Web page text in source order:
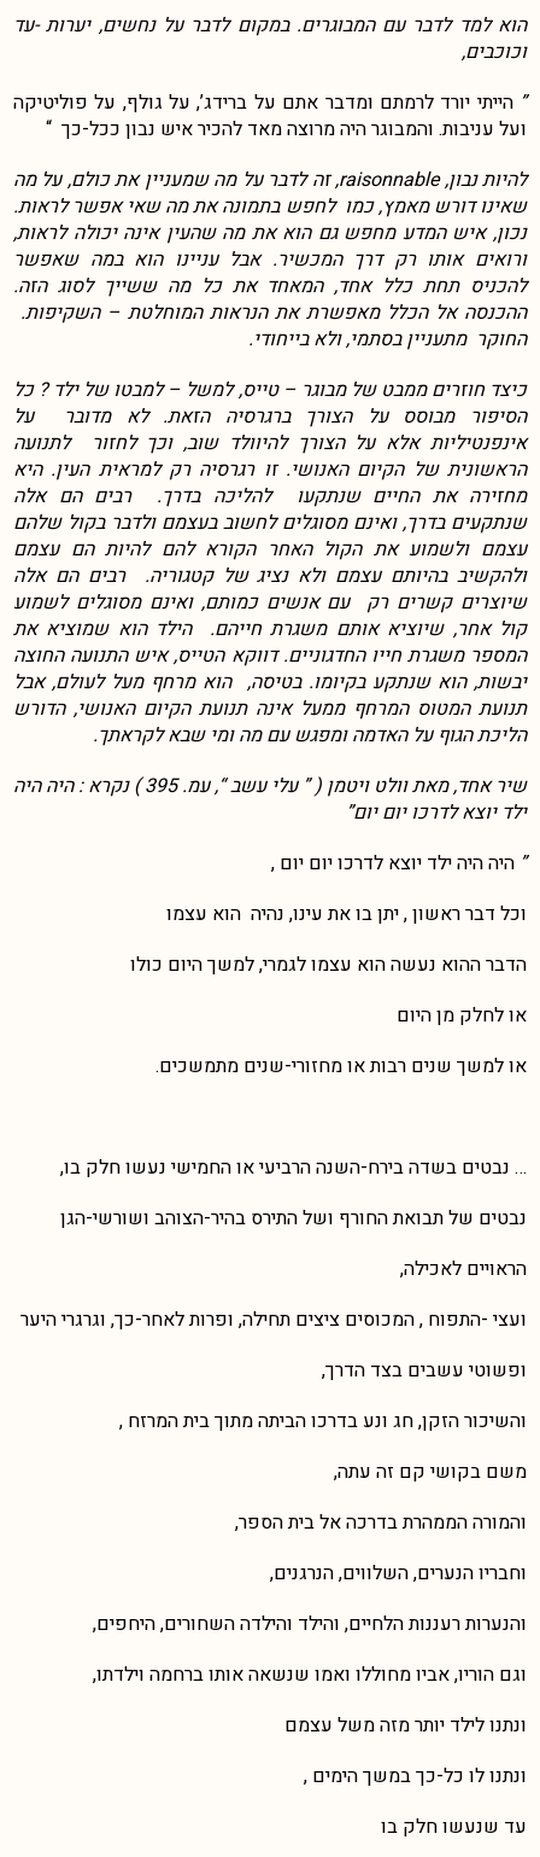
הוא למד לדבר עם המבוגרים. במקום לדבר על נחשים, יערות -עד
וכוכבים,
”הייתי יורד לרמתם ומדבר אתם על ברידג’, על גולף, על פוליטיקה
ועל עניבות. והמבוגר היה מרוצה מאד להכיר איש נבון ככל-כך “
להיות נבון, raisonnable, זה לדבר על מה שמעניין את כולם, על מה
שאינו דורש מאמץ, כמו לחפש בתמונה את מה שאי אפשר לראות.
נכון, איש המדע מחפש גם הוא את מה שהעין אינה יכולה לראות,
ורואים אותו רק דרך המכשיר. אבל עניינו הוא במה שאפשר
להכניס תחת כלל אחד, המאחד את כל מה ששייך לסוג הזה.
ההכנסה אל הכלל מאפשרת את הנראות המוחלטת – השקיפות.
החוקר מתעניין בסתמי, ולא בייחודי.
כיצד חוזרים ממבט של מבוגר – טייס, למשל – למבטו של ילד ? כל
הסיפור מבוסס על הצורך ברגרסיה הזאת. לא מדובר על
אינפנטיליות אלא על הצורך להיוולד שוב, וכך לחזור לתנועה
הראשונית של הקיום האנושי. זו רגרסיה רק למראית העין. היא
מחזירה את החיים שנתקעו להליכה בדרך. רבים הם אלה
שנתקעים בדרך, ואינם מסוגלים לחשוב בעצמם ולדבר בקול שלהם
עצמם ולשמוע את הקול האחר הקורא להם להיות הם עצמם
ולהקשיב בהיותם עצמם ולא נציג של קטגוריה. רבים הם אלה
שיוצרים קשרים רק עם אנשים כמותם, ואינם מסוגלים לשמוע
קול אחר, שיוציא אותם משגרת חייהם. הילד הוא שמוציא את
המספר משגרת חייו החדגוניים. דווקא הטייס, איש התנועה החוצה
יבשות, הוא שנתקע בקיומו. בטיסה, הוא מרחף מעל לעולם, אבל
תנועת המטוס המרחף ממעל אינה תנועת הקיום האנושי, הדורש
הליכת הגוף על האדמה ומפגש עם מה ומי שבא לקראתך.
שיר אחד, מאת וולט ויטמן ( ” עלי עשב “, עמ. 395 ) נקרא : היה היה
ילד יוצא לדרכו יום יום”
” היה היה ילד יוצא לדרכו יום יום ,
וכל דבר ראשון , יתן בו את עינו, נהיה הוא עצמו
הדבר ההוא נעשה הוא עצמו לגמרי, למשך היום כולו
או לחלק מן היום
או למשך שנים רבות או מחזורי-שנים מתמשכים.
… נבטים בשדה בירח-השנה הרביעי או החמישי נעשו חלק בו,
נבטים של תבואת החורף ושל התירס בהיר-הצוהב ושורשי-הגן
הראויים לאכילה,
ועצי -התפוח , המכוסים ציצים תחילה, ופרות לאחר-כך, וגרגרי היער
ופשוטי עשבים בצד הדרך,
והשיכור הזקן, חג ונע בדרכו הביתה מתוך בית המרזח ,
משם בקושי קם זה עתה,
והמורה הממהרת בדרכה אל בית הספר,
וחבריו הנערים, השלווים, הנרגנים,
והנערות רעננות הלחיים, והילד והילדה השחורים, היחפים,
וגם הוריו, אביו מחוללו ואמו שנשאה אותו ברחמה וילדתו,
ונתנו לילד יותר מזה משל עצמם
ונתנו לו כל-כך במשך הימים ,
עד שנעשו חלק בו